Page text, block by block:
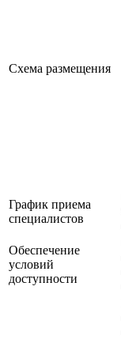
Схема размещения
График приема
специалистов
Обеспечение
условий
доступности